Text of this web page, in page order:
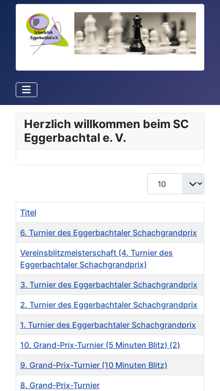
Herzlich willkommen beim SC
Eggerbachtal e. V.
Titel
6. Turnier des Eggerbachtaler Schachgrandprix
Vereinsblitzmeisterschaft (4. Turnier des
Eggerbachtaler Schachgrandprix)
3. Turnier des Eggerbachtaler Schachgrandprix
2. Turnier des Eggerbachtaler Schachgrandprix
1. Turnier des Eggerbachtaler Schachgrandprix
10. Grand-Prix-Turnier (5 Minuten Blitz) (2)
9. Grand-Prix-Turnier (10 Minuten Blitz)
8. Grand-Prix-Turnier